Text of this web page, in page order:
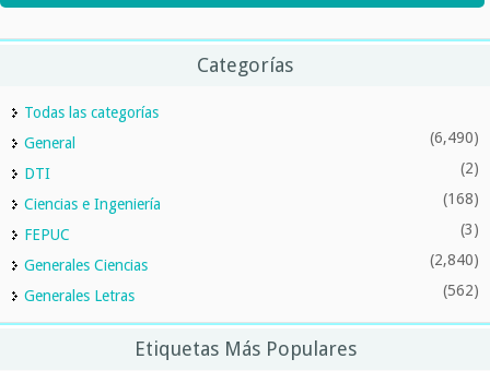
Categorías
Todas las categorías
General
(6,490)
DTI (2)
Ciencias e Ingeniería (168)
FEPUC (3)
Generales Ciencias (2,840)
Generales Letras (562)
Etiquetas Más Populares